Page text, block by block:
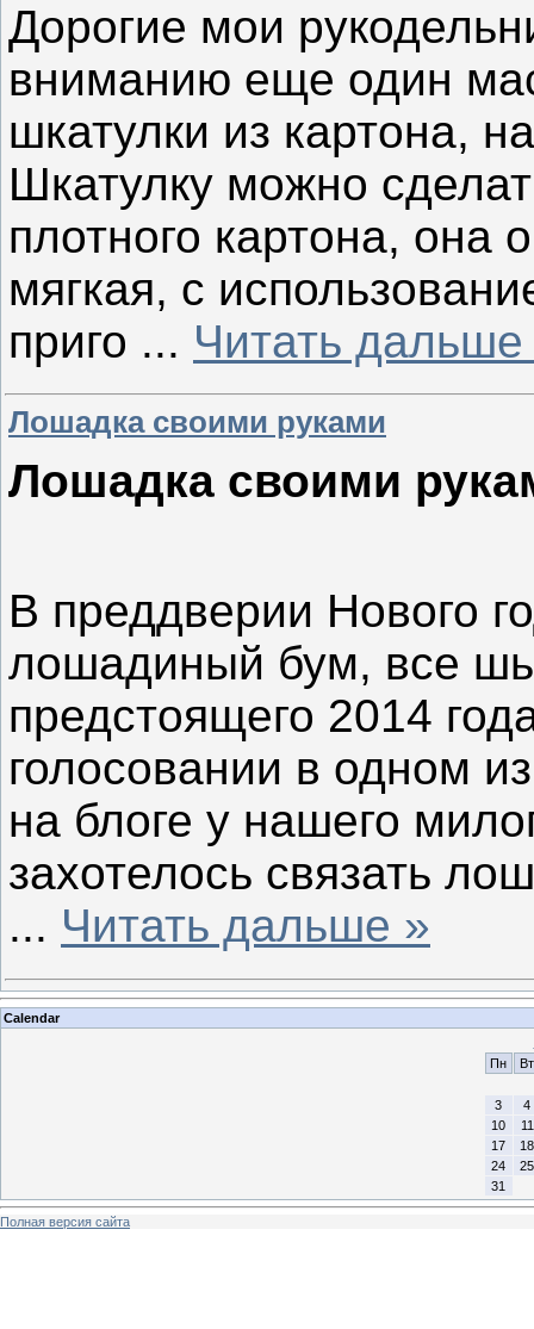
Дорогие мои
вниманию еще один
шкатулки из картона,
Шкатулку можно
плотного картона, она
мягкая, с
приго ... Читать дальше
Лошадка своими руками
Лошадка своими
В преддверии Нового
лошадиный бум, все
предстоящего 2014
голосовании в одном
на блоге у нашего
захотелось связать
... Читать дальше »
Calendar
Пн
Вт
3
4
10
11
17
18
24
25
31
Полная версия сайта